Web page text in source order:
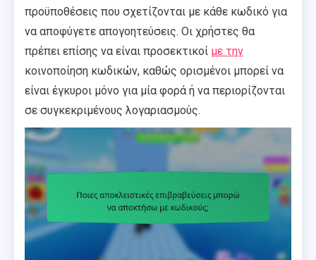
προϋποθέσεις που σχετίζονται με κάθε κωδικό για
να αποφύγετε απογοητεύσεις. Οι χρήστες θα
πρέπει επίσης να είναι προσεκτικοί με την
κοινοποίηση κωδικών, καθώς ορισμένοι μπορεί να
είναι έγκυροι μόνο για μία φορά ή να περιορίζονται
σε συγκεκριμένους λογαριασμούς.